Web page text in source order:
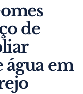
de
água em